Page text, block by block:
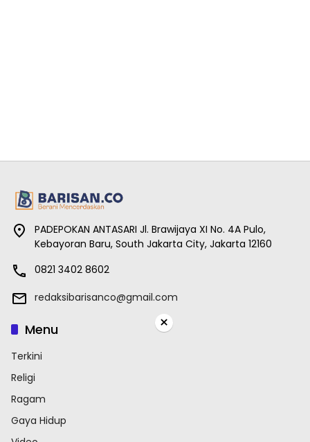
PADEPOKAN ANTASARI Jl. Brawijaya XI No. 4A Pulo,
Kebayoran Baru, South Jakarta City, Jakarta 12160
0821 3402 8602
redaksibarisanco@gmail.com
Menu
Terkini
Religi
Ragam
Gaya Hidup
×